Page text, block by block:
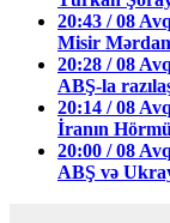
20:43 / 08
Misir
20:28 / 08
ABŞ-la
20:14 / 08
İranın
20:00 / 08
ABŞ və